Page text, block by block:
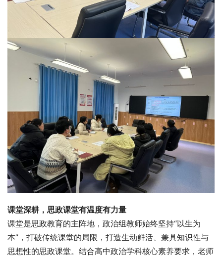
课堂深耕，思政课堂有温度有力量
课堂是思政教育的主阵地，政治组教师始终坚持“以生为
本”，打破传统课堂的局限，打造生动鲜活、兼具知识性与
思想性的思政课堂。结合高中政治学科核心素养要求，老师